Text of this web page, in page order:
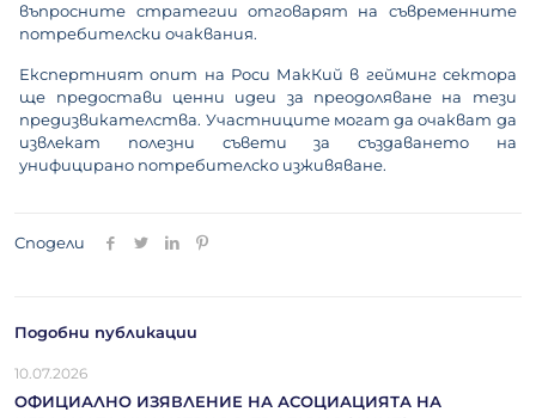
въпросните стратегии отговарят на съвременните
потребителски очаквания.
Експертният опит на Роси МакКий в гейминг сектора
ще предостави ценни идеи за преодоляване на тези
предизвикателства. Участниците могат да очакват да
извлекат полезни съвети за създаването на
унифицирано потребителско изживяване.
Сподели
Подобни публикации
10.07.2026
ОФИЦИАЛНО ИЗЯВЛЕНИЕ НА АСОЦИАЦИЯТА НА